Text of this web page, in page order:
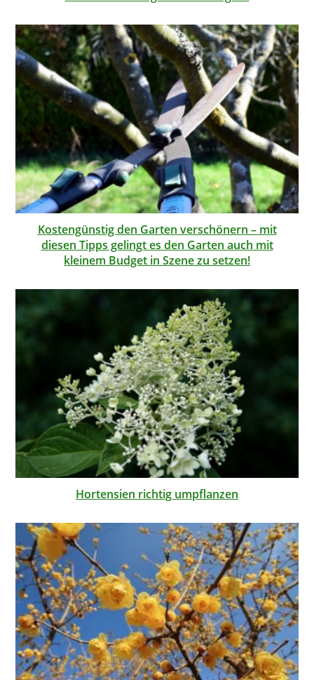
Kostengünstig den Garten verschönern – mit
diesen Tipps gelingt es den Garten auch mit
kleinem Budget in Szene zu setzen!
Hortensien richtig umpflanzen